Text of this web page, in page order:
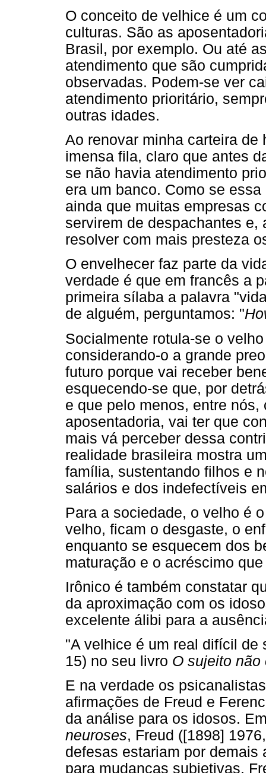
O conceito de velhice é um
culturas. São as
Brasil, por exemplo. Ou até
atendimento que são
observadas. Podem-se ver
atendimento prioritário,
outras idades.
Ao renovar minha carteira
imensa fila, claro que antes
se não havia atendimento
era um banco. Como se
ainda que muitas empresas
servirem de despachantes e,
resolver com mais presteza
O envelhecer faz parte da
verdade é que em francês a
primeira sílaba a palavra
de alguém, perguntamos: "
Socialmente rotula-se o
considerando-o a grande
futuro porque vai receber
esquecendo-se que, por
e que pelo menos, entre
aposentadoria, vai ter que
mais vá perceber dessa
realidade brasileira mostra
família, sustentando filhos e
salários e dos indefectíveis
Para a sociedade, o velho é
velho, ficam o desgaste, o
enquanto se esquecem dos
maturação e o acréscimo
Irônico é também constatar
da aproximação com os
excelente álibi para a
"A velhice é um real difícil de
15) no seu livro O sujeito
E na verdade os
afirmações de Freud e
da análise para os idosos.
neuroses, Freud ([1898]
defesas estariam por
para mudanças subjetivas.